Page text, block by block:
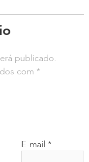
publicado.
com *
E-mail *